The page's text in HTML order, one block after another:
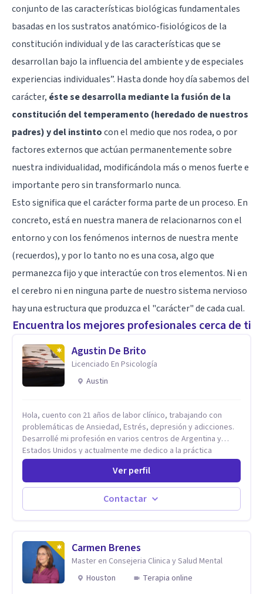
conjunto de las características biológicas fundamentales
basadas en los sustratos anatómico-fisiológicos de la
constitución individual y de las características que se
desarrollan bajo la influencia del ambiente y de especiales
experiencias individuales”. Hasta donde hoy día sabemos del
carácter, éste se desarrolla mediante la fusión de la
constitución del temperamento (heredado de nuestros
padres) y del instintocon el medio que nos rodea, o por
factores externos que actúan permanentemente sobre
nuestra individualidad, modificándola más o menos fuerte e
importante pero sin transformarlo nunca.
Esto significa que el carácter forma parte de un proceso. En
concreto, está en nuestra manera de relacionarnos con el
entorno y con los fenómenos internos de nuestra mente
(recuerdos), y por lo tanto no es una cosa, algo que
permanezca fijo y que interactúe con tros elementos. Ni en
el cerebro ni en ninguna parte de nuestro sistema nervioso
hay una estructura que produzca el "carácter" de cada cual.
Encuentra los mejores profesionales cerca de ti
Agustin De Brito
Licenciado En Psicología
Austin
Hola, cuento con 21 años de labor clínico, trabajando con
problemáticas de Ansiedad, Estrés, depresión y adicciones.
Desarrollé mi profesión en varios centros de Argentina y
Estados Unidos y actualmente me dedico a la práctica
privada. Utilizo terapias cognitivas conductuales basadas en
evidencia científica con comprobados resultados. Los
objetivos terapéuticos están centrados en brindar
herramientas concretas para el cambio, que permitan
desarrollar nuevas habilidades y estrategias basadas en la
Ver perfil
Contactar
Carmen Brenes
Master en Consejeria Clinica y Salud Mental
Houston
Terapia online